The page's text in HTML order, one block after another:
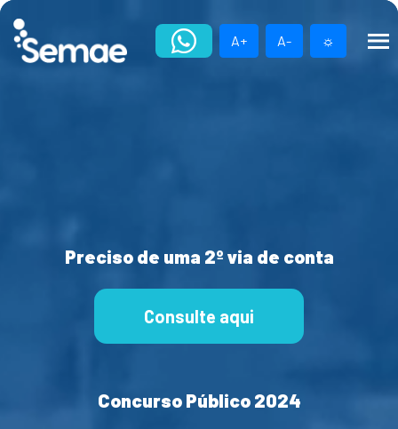
Skip
content
A+ A- ☼
Preciso de uma 2º via de conta
Consulte aqui
Concurso Público 2024